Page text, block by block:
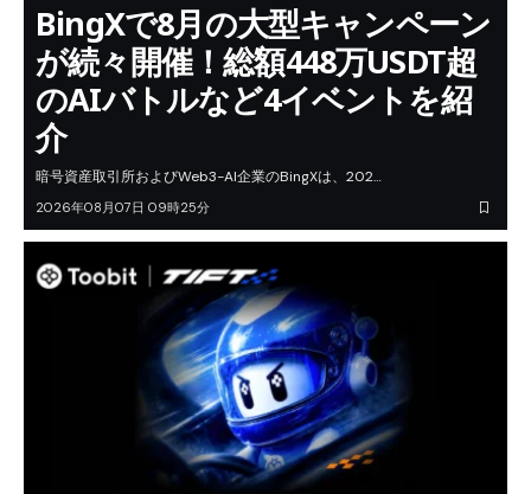
BingXで8月の大型キャンペーン
が続々開催！総額448万USDT超
のAIバトルなど4イベントを紹
介
暗号資産取引所およびWeb3-AI企業のBingXは、202…
2026年08月07日 09時25分